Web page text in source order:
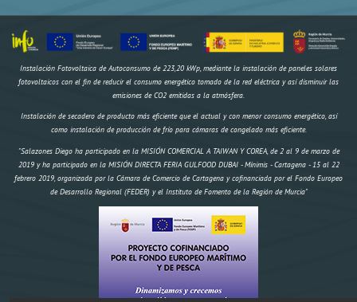
Instalación Fotovoltaica de Autoconsumo de 223,20 kWp, mediante la instalación de paneles solares
fotovoltaicos con el fin de reducir el consumo energético tomado de la red eléctrica y así disminuir las
emisiones de CO2 emitidas a la atmósfera.
Instalación de secadero de producto más eficiente que el actual y con menor consumo energético, así
como instalación de producción de frío para cámaras de congelado más eficiente.
"Salazones Diego ha participado en la MISIÓN COMERCIAL A TAIWAN Y COREA, de 2 al 9 de marzo de
2019 y ha participado en la MISIÓN DIRECTA FERIA GULFOOD DUBAI - Mínimis - Cartagena - 15 al 22
febrero 2019, organizada por la Cámara de Comercio de Cartagena y cofinanciada por el Fondo Europeo
de Desarrollo Regional (FEDER) y el Instituto de Fomento de la Región de Murcia"